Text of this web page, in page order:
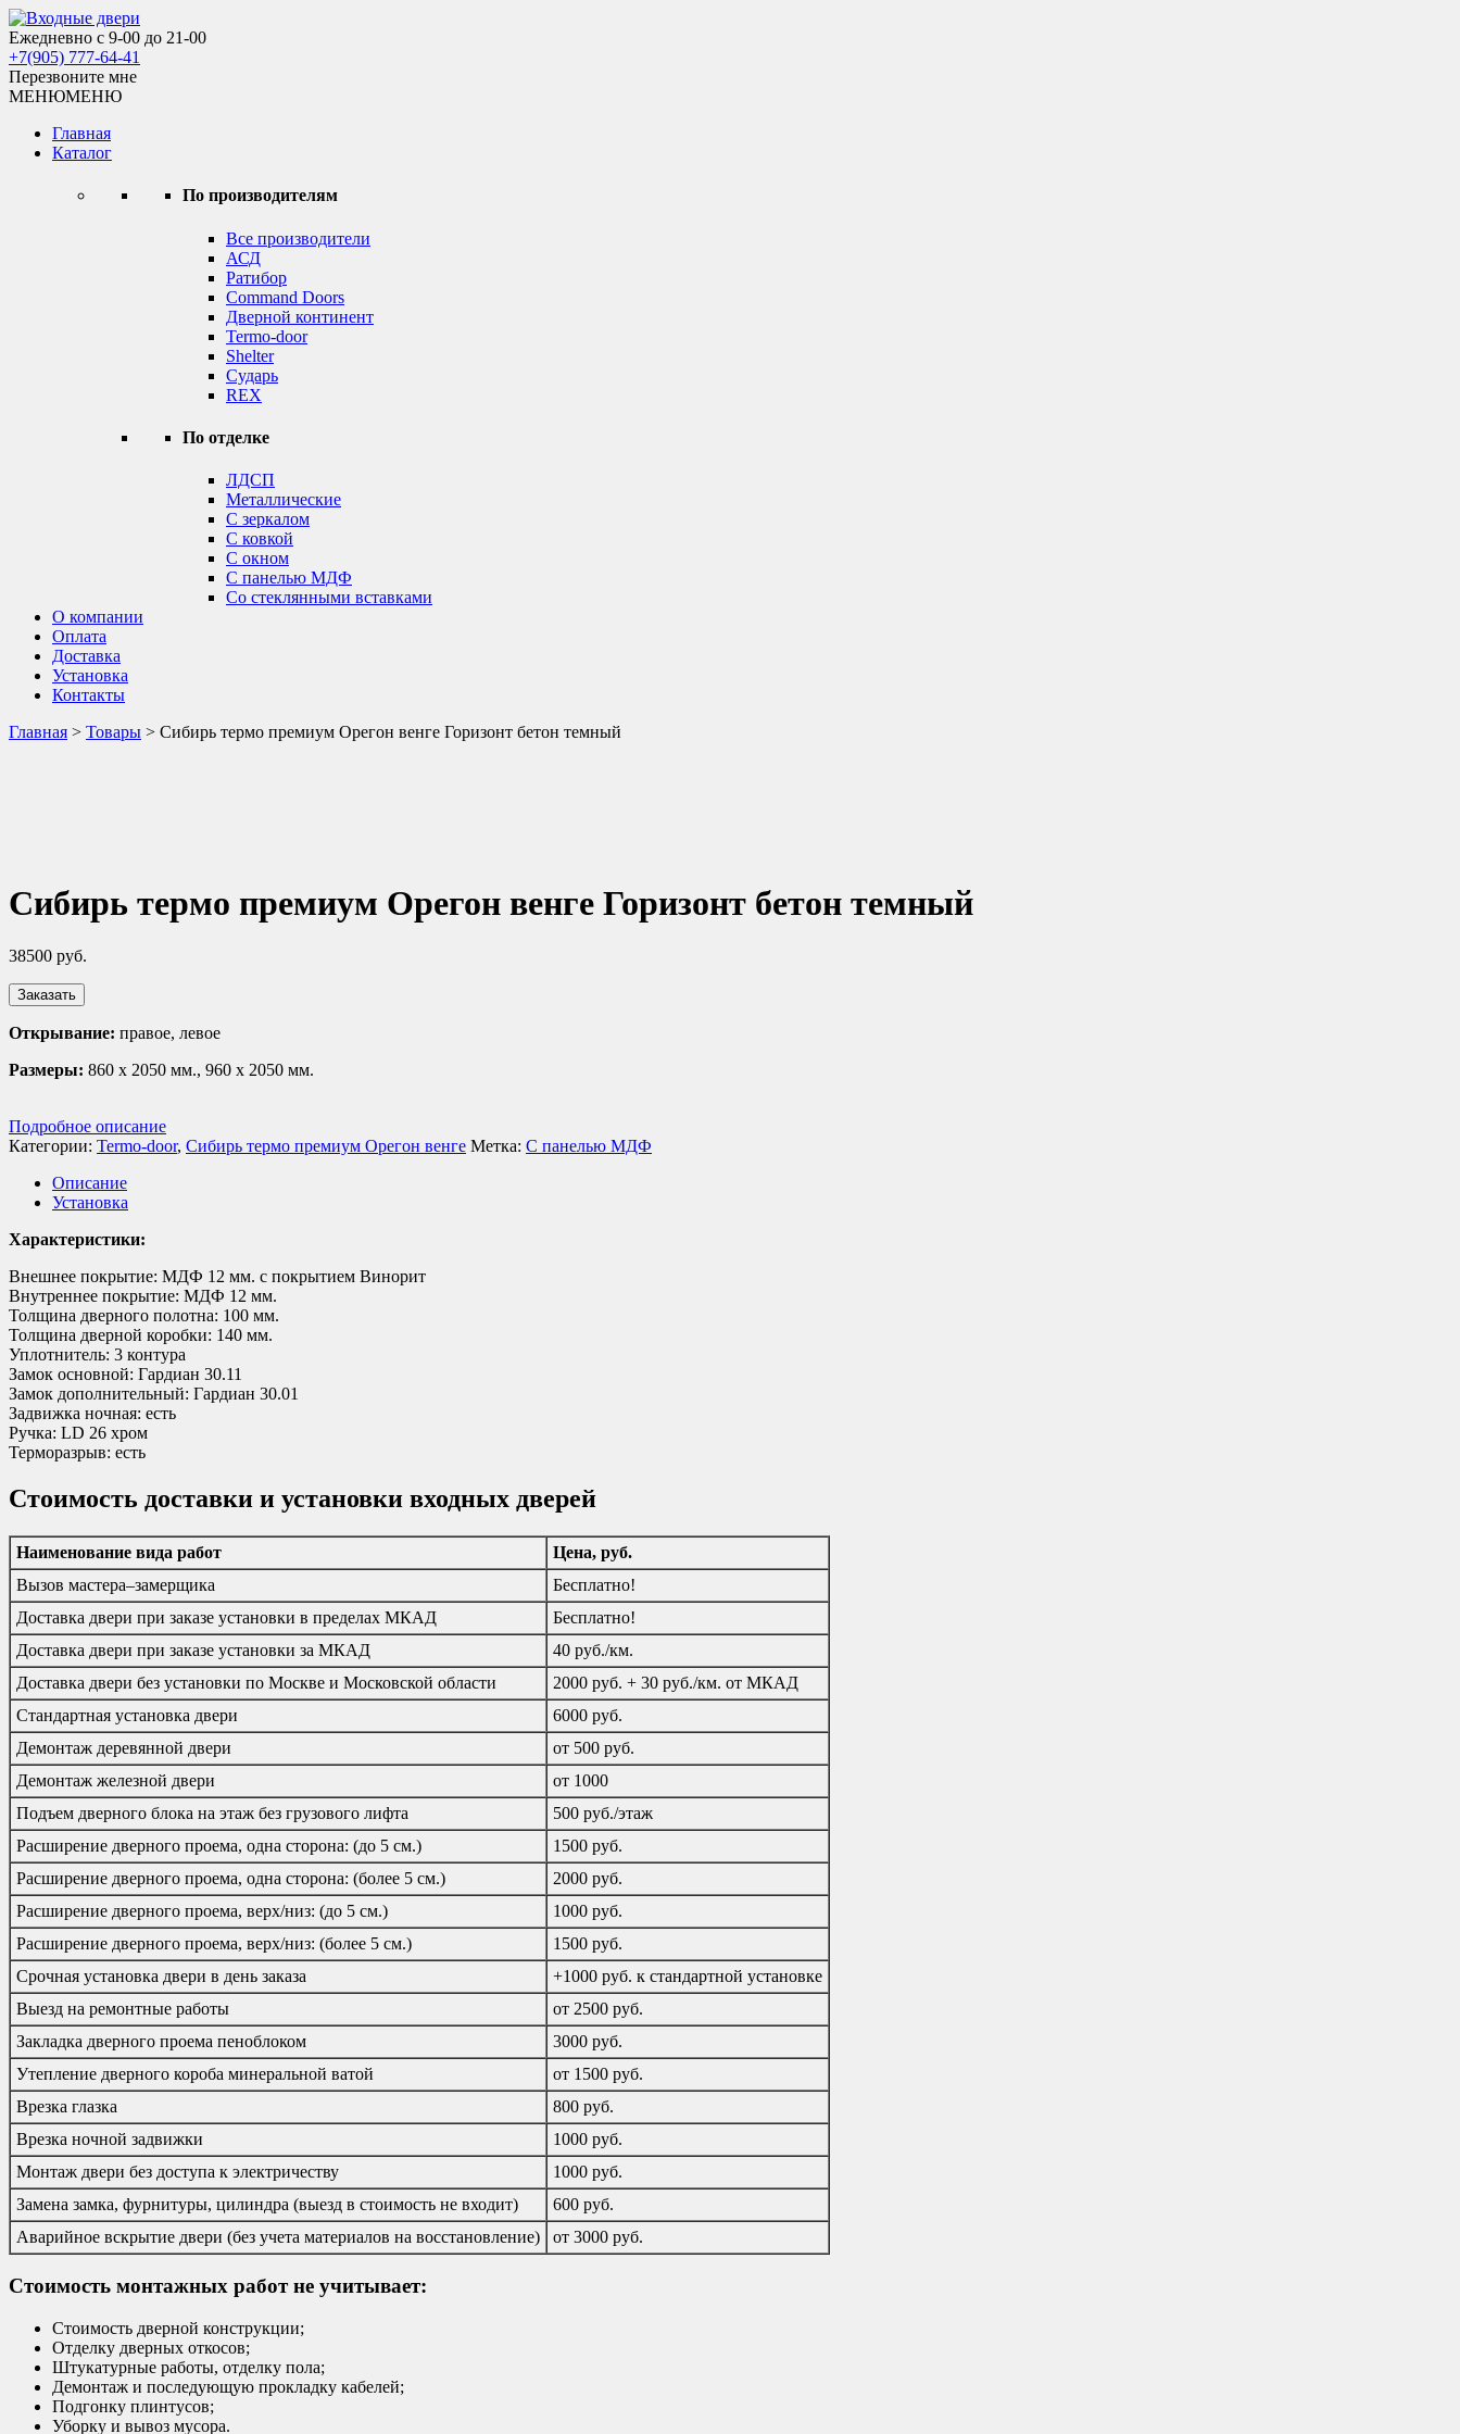
Skip
to
content
Входные двери
Ежедневно с 9-00 до 21-00
+7(905) 777-64-41
Перезвоните мне
МЕНЮМЕНЮ
Главная
Каталог
По производителям
Все производители
АСД
Ратибор
Command Doors
Дверной континент
Termo-door
Shelter
Сударь
REX
По отделке
ЛДСП
Металлические
С зеркалом
С ковкой
С окном
С панелью МДФ
Со стеклянными вставками
О компании
Оплата
Доставка
Установка
Контакты
Главная > Товары > Сибирь термо премиум Орегон венге Горизонт бетон темный
Сибирь термо премиум Орегон венге Горизонт бетон темный
38500 руб.
Заказать
Открывание: правое, левое
Размеры: 860 х 2050 мм., 960 х 2050 мм.
Подробное описание
Категории: Termo-door, Сибирь термо премиум Орегон венге Метка: С панелью МДФ
Описание
Установка
Характеристики:
Внешнее покрытие: МДФ 12 мм. с покрытием Винорит
Внутреннее покрытие: МДФ 12 мм.
Толщина дверного полотна: 100 мм.
Толщина дверной коробки: 140 мм.
Уплотнитель: 3 контура
Замок основной: Гардиан 30.11
Замок дополнительный: Гардиан 30.01
Задвижка ночная: есть
Ручка: LD 26 хром
Терморазрыв: есть
Стоимость доставки и установки входных дверей
Наименование вида работ
Цена, руб.
Вызов мастера–замерщика
Бесплатно!
Доставка двери при заказе установки в пределах МКАД
Бесплатно!
Доставка двери при заказе установки за МКАД
40 руб./км.
Доставка двери без установки по Москве и Московской области
2000 руб. + 30 руб./км. от МКАД
Стандартная установка двери
6000 руб.
Демонтаж деревянной двери
от 500 руб.
Демонтаж железной двери
от 1000
Подъем дверного блока на этаж без грузового лифта
500 руб./этаж
Расширение дверного проема, одна сторона: (до 5 см.)
1500 руб.
Расширение дверного проема, одна сторона: (более 5 см.)
2000 руб.
Расширение дверного проема, верх/низ: (до 5 см.)
1000 руб.
Расширение дверного проема, верх/низ: (более 5 см.)
1500 руб.
Срочная установка двери в день заказа
+1000 руб. к стандартной установке
Выезд на ремонтные работы
от 2500 руб.
Закладка дверного проема пеноблоком
3000 руб.
Утепление дверного короба минеральной ватой
от 1500 руб.
Врезка глазка
800 руб.
Врезка ночной задвижки
1000 руб.
Монтаж двери без доступа к электричеству
1000 руб.
Замена замка, фурнитуры, цилиндра (выезд в стоимость не входит)
600 руб.
Аварийное вскрытие двери (без учета материалов на восстановление)
от 3000 руб.
Стоимость монтажных работ не учитывает:
Стоимость дверной конструкции;
Отделку дверных откосов;
Штукатурные работы, отделку пола;
Демонтаж и последующую прокладку кабелей;
Подгонку плинтусов;
Уборку и вывоз мусора.